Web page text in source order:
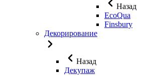
Назад
EcoQua
Finsbury
Декорирование
Назад
Декупаж